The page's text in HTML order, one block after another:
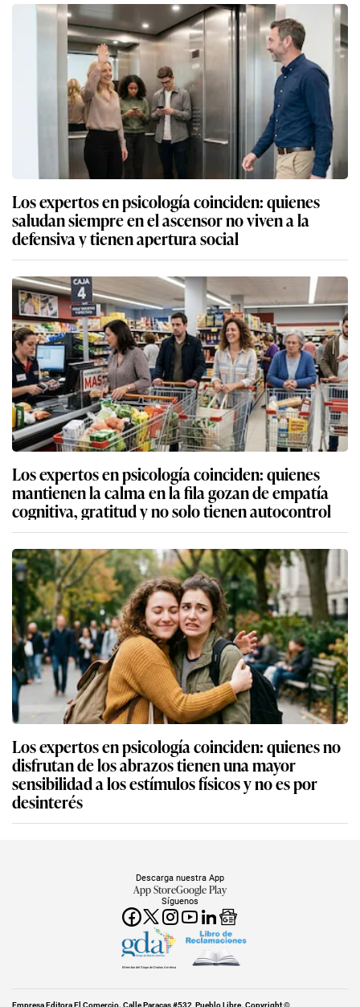
Los expertos en psicología coinciden: quienes
saludan siempre en el ascensor no viven a la
defensiva y tienen apertura social
Los expertos en psicología coinciden: quienes
mantienen la calma en la fila gozan de empatía
cognitiva, gratitud y no solo tienen autocontrol
Los expertos en psicología coinciden: quienes no
disfrutan de los abrazos tienen una mayor
sensibilidad a los estímulos físicos y no es por
desinterés
Síguenos
Descarga nuestra App
App StoreGoogle Play
Miembro del Grupo de Diarios América
Empresa Editora El Comercio. Calle Paracas #532, Pueblo Libre. Copyright ©